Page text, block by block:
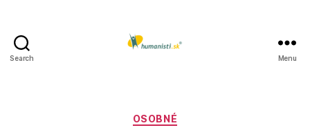
Search Menu
Kategórie
OSOBNÉ